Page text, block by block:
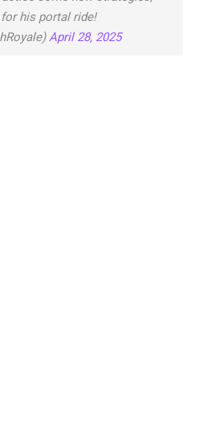
his portal ride!
April 28, 2025